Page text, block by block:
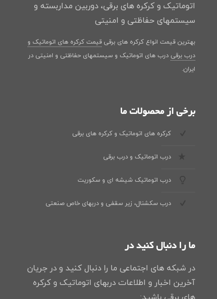
اتوماتیک و کرکره های برقی، دوربین مداربسته و
سیستمهای حفاظتی و امنیتی
بهترین قیمت انواع کرکره های برقی قیمت کرکره های اتوماتیک و
درب برقی درب های اتوماتیک و سیستمهای حفاظتی و امنیتی در
ایران.
برخی از محصولات ما
کرکره های اتوماتیک و کرکره های برقی
درب اتوماتیک و درب برقی
درب اتوماتیک شیشه ای و سکوریت
درب سکشنال، زیر سقفی و دربهای خاص صنعتی
ما را دنبال کنید در
در شبکه های اجتماعی ما را دنبال کنید و در جریان
آخرین اخبار و اطلاعات دربهای اتوماتیک و کرکره